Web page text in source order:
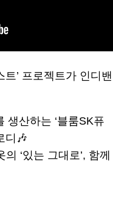
’ 프로젝트가 인디밴
생산하는 ‘블룸SK퓨
디🎶
‘있는 그대로’, 함께